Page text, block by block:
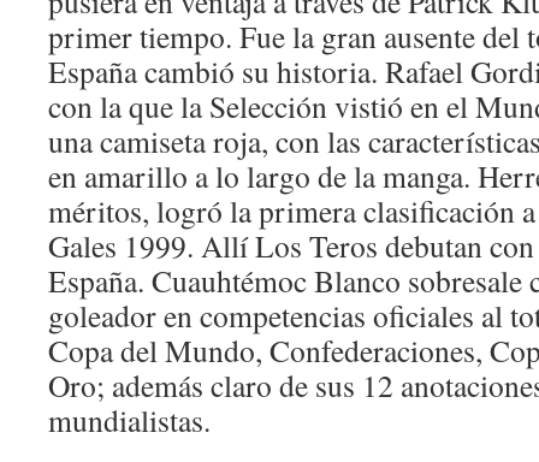
primer tiempo. Fue la gran ausente del
España cambió su historia. Rafael
con la que la Selección vistió en el
una camiseta roja, con las
en amarillo a lo largo de la manga.
méritos, logró la primera clasificación
Gales 1999. Allí Los Teros debutan
España. Cuauhtémoc Blanco
goleador en competencias oficiales al
Copa del Mundo, Confederaciones,
Oro; además claro de sus 12
mundialistas.